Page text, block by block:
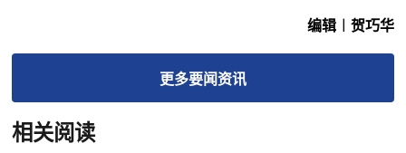
编辑︱贺巧华
更多要闻资讯
相关阅读